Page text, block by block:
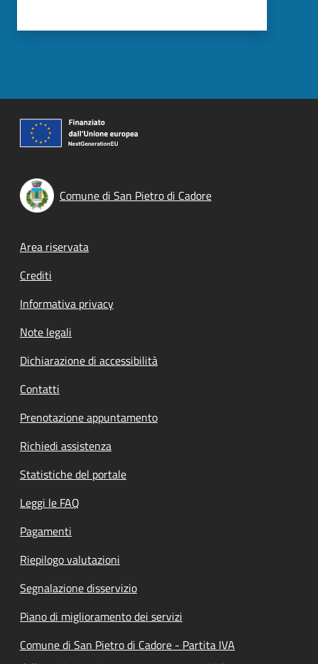
Comune di San Pietro di Cadore
Footer menu
Area riservata
Crediti
Informativa privacy
Note legali
Dichiarazione di accessibilità
Contatti
Prenotazione appuntamento
Richiedi assistenza
Statistiche del portale
Leggi le FAQ
Pagamenti
Riepilogo valutazioni
Segnalazione disservizio
Piano di miglioramento dei servizi
Comune di San Pietro di Cadore - Partita IVA